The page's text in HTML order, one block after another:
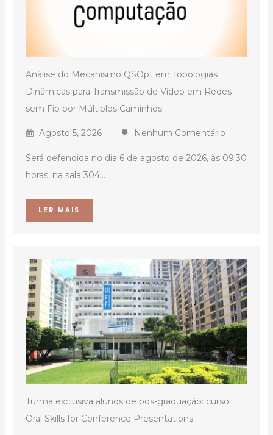
Análise do Mecanismo QSOpt em Topologias
Dinâmicas para Transmissão de Vídeo em Redes
sem Fio por Múltiplos Caminhos
Agosto 5, 2026 Nenhum Comentário
Será defendida no dia 6 de agosto de 2026, às 09:30
horas, na sala 304...
LER MAIS
Turma exclusiva alunos de pós-graduação: curso
Oral Skills for Conference Presentations